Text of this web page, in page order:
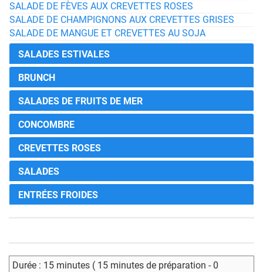
SALADE DE FÈVES AUX CREVETTES ROSES
SALADE DE CHAMPIGNONS AUX CREVETTES GRISES
SALADE DE MANGUE ET CREVETTES AU SOJA
SALADES ESTIVALES
BRUNCH
SALADES DE FRUITS DE MER
CONCOMBRE
CREVETTES ROSES
SALADES
ENTRÉES FROIDES
Durée : 15 minutes ( 15 minutes de préparation - 0